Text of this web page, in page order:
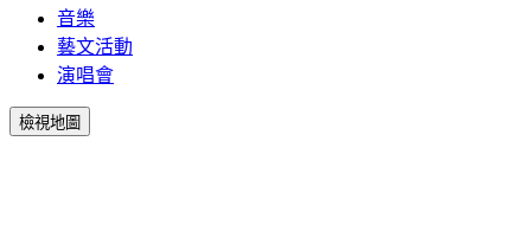
音樂
藝文活動
演唱會
檢視地圖